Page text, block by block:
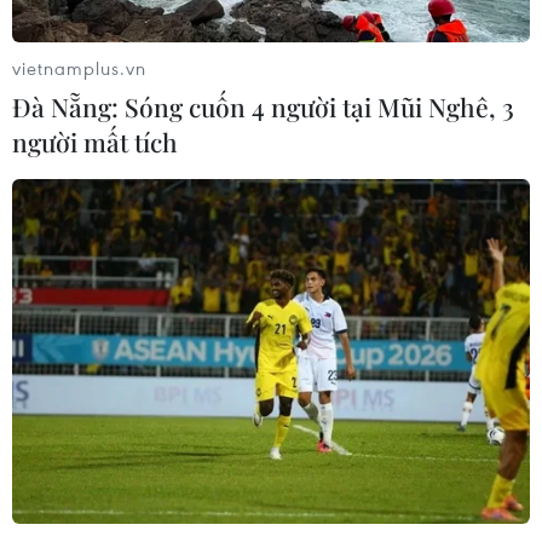
Nhật Bản cấp phép sử dụng thuốc điều trị
COVID-19 dạng uống của Pfizer
10/02/2022 23:16
Thuốc Paxlovid của Pfizer được dùng điều trị cho các
bệnh nhân COVID-19 thể nhẹ đến trung bình từ 12 tuổi
trở lên, có cân nặng tối thiểu 40kg và có nguy cơ bệnh
diễn tiến nặng dẫn đến phải nhập viện.
vietnamplus.vn
Đà Nẵng: Sóng cuốn 4 người tại Mũi Nghê, 3
người mất tích